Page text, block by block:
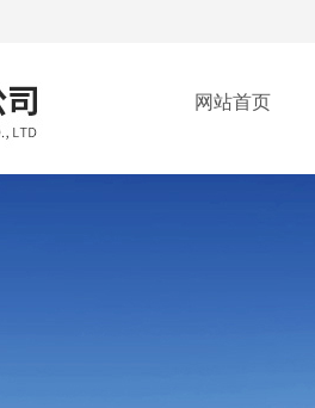
网站首页